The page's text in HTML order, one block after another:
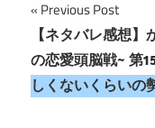
投
稿
ナ
Previous Post
【ネタバレ感想
の恋愛頭脳戦~ 第
しくないくらいの